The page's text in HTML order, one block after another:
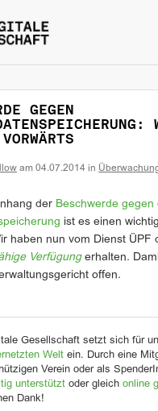
GEGEN
am 04.07.2014 in
der Beschwerde gegen
ist es einen
haben nun vom Dienst ÜPF
Verfügungerhalten.
offen.
Gesellschaft setzt sich für
Welt ein. Durch eine
Verein oder als
unterstützt oder gleich online
Dank!